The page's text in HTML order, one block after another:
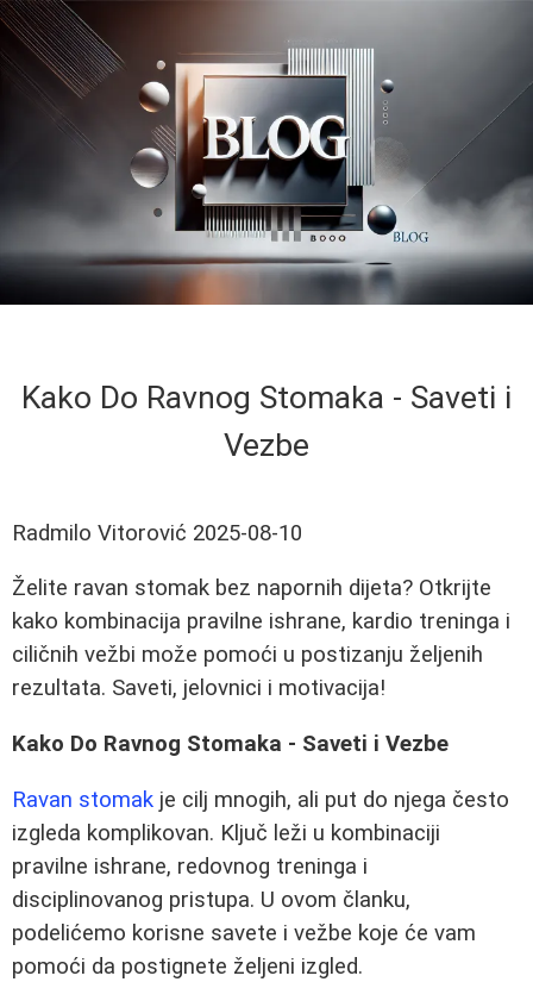
Kako Do Ravnog Stomaka - Saveti i
Vezbe
Radmilo Vitorović 2025-08-10
Želite ravan stomak bez napornih dijeta? Otkrijte
kako kombinacija pravilne ishrane, kardio treninga i
ciličnih vežbi može pomoći u postizanju željenih
rezultata. Saveti, jelovnici i motivacija!
Kako Do Ravnog Stomaka - Saveti i Vezbe
Ravan stomak je cilj mnogih, ali put do njega često
izgleda komplikovan. Ključ leži u kombinaciji
pravilne ishrane, redovnog treninga i
disciplinovanog pristupa. U ovom članku,
podelićemo korisne savete i vežbe koje će vam
pomoći da postignete željeni izgled.